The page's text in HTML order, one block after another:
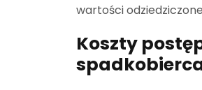
wartości
Koszty